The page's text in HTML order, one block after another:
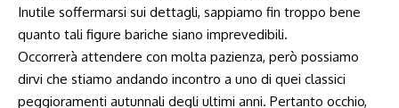
Inutile soffermarsi sui dettagli, sappiamo fin troppo bene
quanto tali figure bariche siano imprevedibili.
Occorrerà attendere con molta pazienza, però possiamo
dirvi che stiamo andando incontro a uno di quei classici
peggioramenti autunnali degli ultimi anni. Pertanto occhio,